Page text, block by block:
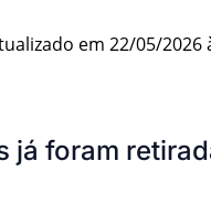
em 22/05/2026
já foram